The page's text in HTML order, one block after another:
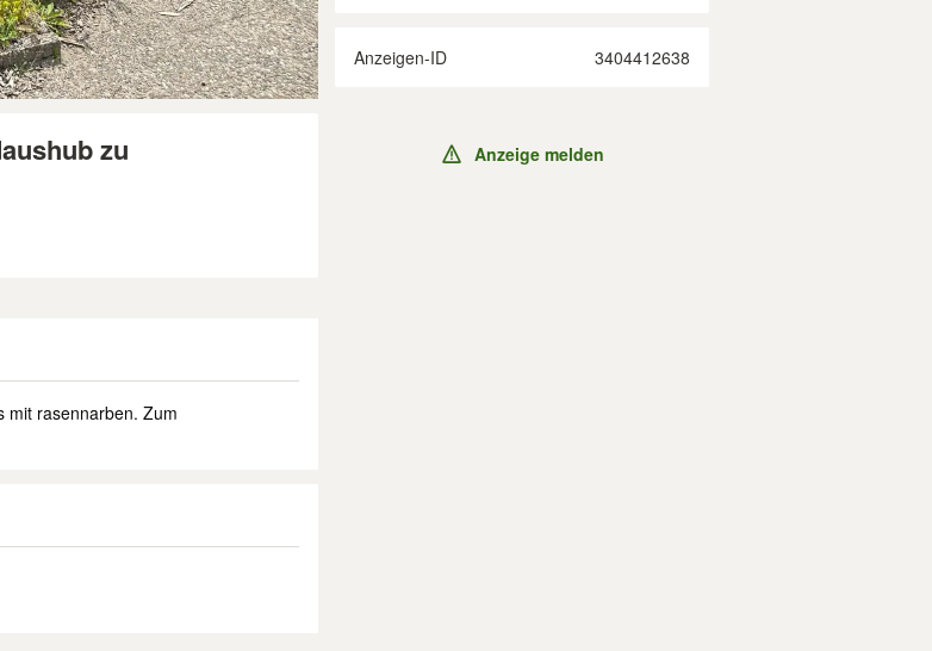
zu
mit rasennarben. Zum
Anzeigen-ID 3404412638
Anzeige melden